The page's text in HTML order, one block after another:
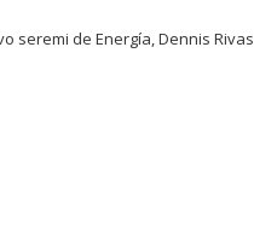
seremi de Energía, Dennis Rivas